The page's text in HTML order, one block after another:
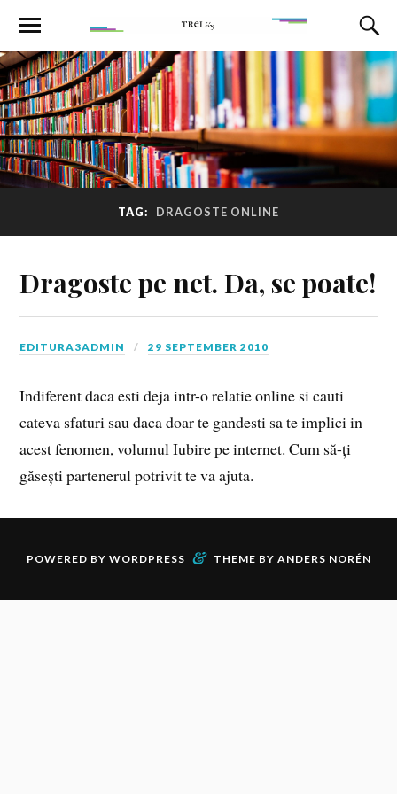
TAG: DRAGOSTE ONLINE
Dragoste pe net. Da, se poate!
EDITURA3ADMIN 29 SEPTEMBER 2010
Indiferent daca esti deja intr-o relatie online si cauti
cateva sfaturi sau daca doar te gandesti sa te implici in
acest fenomen, volumul Iubire pe internet. Cum să-ți
găsești partenerul potrivit te va ajuta.
POWERED BY WORDPRESS & THEME BY ANDERS NORÉN